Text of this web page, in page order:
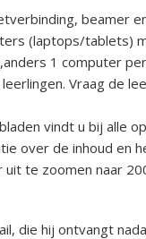
beamer
(laptops/tablets)
1 computer
Vraag de
vindt u bij alle
over de inhoud en
te zoomen naar
die hij ontvangt